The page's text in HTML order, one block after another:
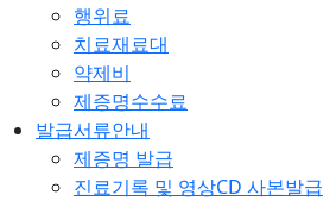
행위료
치료재료대
약제비
제증명수수료
발급서류안내
제증명 발급
진료기록 및 영상CD 사본발급